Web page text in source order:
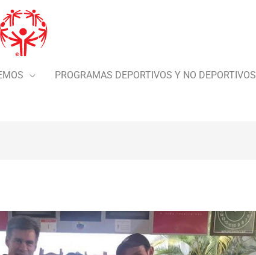
PROGRAMAS DEPORTIVOS Y NO DEPORTIVOS